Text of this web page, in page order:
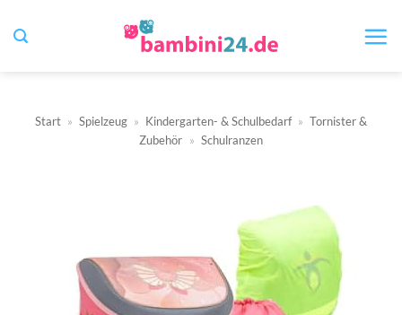
Inhalt
Start » Spielzeug » Kindergarten- & Schulbedarf » Tornister &
Zubehör » Schulranzen